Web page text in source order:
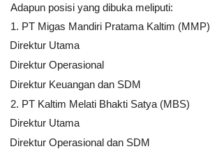
Adapun posisi yang dibuka meliputi:
1. PT Migas Mandiri Pratama Kaltim (MMP)
Direktur Utama
Direktur Operasional
Direktur Keuangan dan SDM
2. PT Kaltim Melati Bhakti Satya (MBS)
Direktur Utama
Direktur Operasional dan SDM